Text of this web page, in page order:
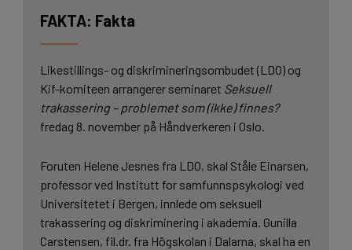
Fakta
Likestillings- og diskrimineringsombudet (LDO) og
Kif-komiteen arrangerer seminaret Seksuell
trakassering – problemet som (ikke) finnes?
fredag 8. november på Håndverkeren i Oslo.
Foruten Helene Jesnes fra LDO, skal Ståle Einarsen,
professor ved Institutt for samfunnspsykologi ved
Universitetet i Bergen, innlede om seksuell
trakassering og diskriminering i akademia. Gunilla
Carstensen, fil.dr. fra Högskolan i Dalarna, skal ha en